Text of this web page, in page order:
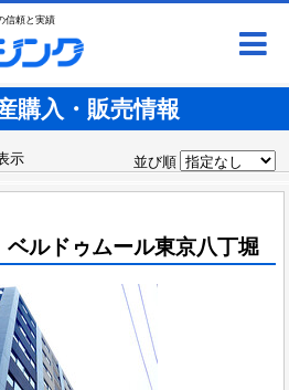
信頼と実績
購入・販売情報
示 並び順
ベルドゥムール東京八丁堀